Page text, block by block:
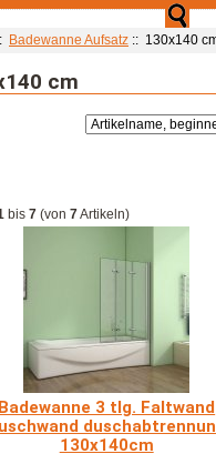
Badewanne Aufsatz :: 130x140
cm
bis7 (von7Artikeln)
Badewanne 3 tlg. Faltwand
130x140cm